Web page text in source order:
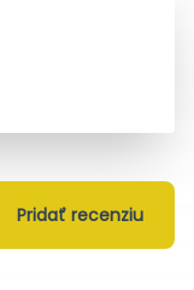
Pridať recenziu